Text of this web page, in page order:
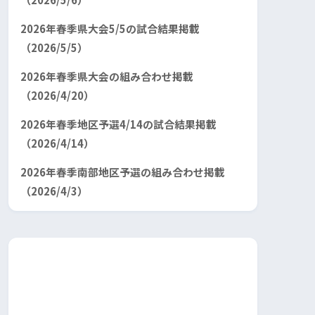
2026年春季県大会5/5の試合結果掲載
（2026/5/5）
2026年春季県大会の組み合わせ掲載
（2026/4/20）
2026年春季地区予選4/14の試合結果掲載
（2026/4/14）
2026年春季南部地区予選の組み合わせ掲載
（2026/4/3）